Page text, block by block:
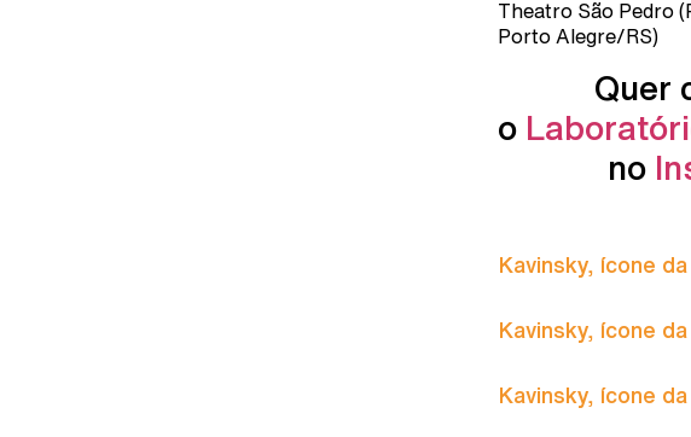
Theatro São Pedro
Porto Alegre/RS)
Quer
o
no
Kavinsky, ícone
Kavinsky, ícone
Kavinsky, ícone